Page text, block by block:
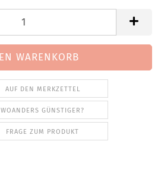
AUF DEN MERKZETTEL
WOANDERS GÜNSTIGER?
FRAGE ZUM PRODUKT